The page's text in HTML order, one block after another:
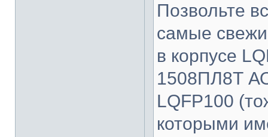
Позвольте
самые
в корпусе
1508ПЛ8Т
LQFP100
которыми